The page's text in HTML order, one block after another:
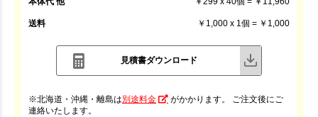
送料 ￥1,000 x 1個 = ￥1,000
見積書ダウンロード
※北海道・沖縄・離島は別途料金
がかかります。 ご注文後にご
連絡いたします。